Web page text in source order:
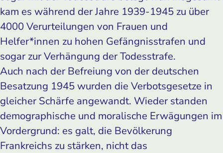
kam es während der Jahre 1939-1945 zu über
4000 Verurteilungen von Frauen und
Helfer*innen zu hohen Gefängnisstrafen und
sogar zur Verhängung der Todesstrafe.
Auch nach der Befreiung von der deutschen
Besatzung 1945 wurden die Verbotsgesetze in
gleicher Schärfe angewandt. Wieder standen
demographische und moralische Erwägungen im
Vordergrund: es galt, die Bevölkerung
Frankreichs zu stärken, nicht das